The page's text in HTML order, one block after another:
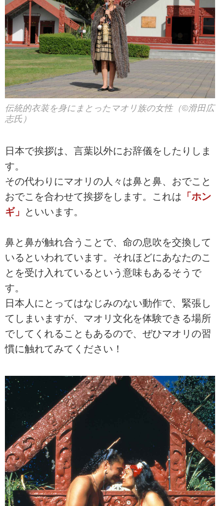
伝統的衣装を身にまとったマオリ族の女性（©滑田広
志氏）
日本で挨拶は、言葉以外にお辞儀をしたりしま
す。
その代わりにマオリの人々は鼻と鼻、おでこと
おでこを合わせて挨拶をします。これは 「ホン
ギ」
といいます。
鼻と鼻が触れ合うことで、命の息吹を交換して
いるといわれています。それほどにあなたのこ
とを受け入れているという意味もあるそうで
す。
日本人にとってはなじみのない動作で、緊張し
てしまいますが、マオリ文化を体験できる場所
でしてくれることもあるので、ぜひマオリの習
慣に触れてみてください！